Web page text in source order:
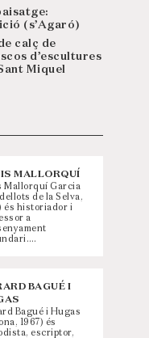
(s’Agaró)
calç de
d’escultures
Miquel
MALLORQUÍ
Mallorquí Garcia
de la Selva,
és historiador i
a
BAGUÉ I
Bagué i Hugas
1967) és
escriptor,